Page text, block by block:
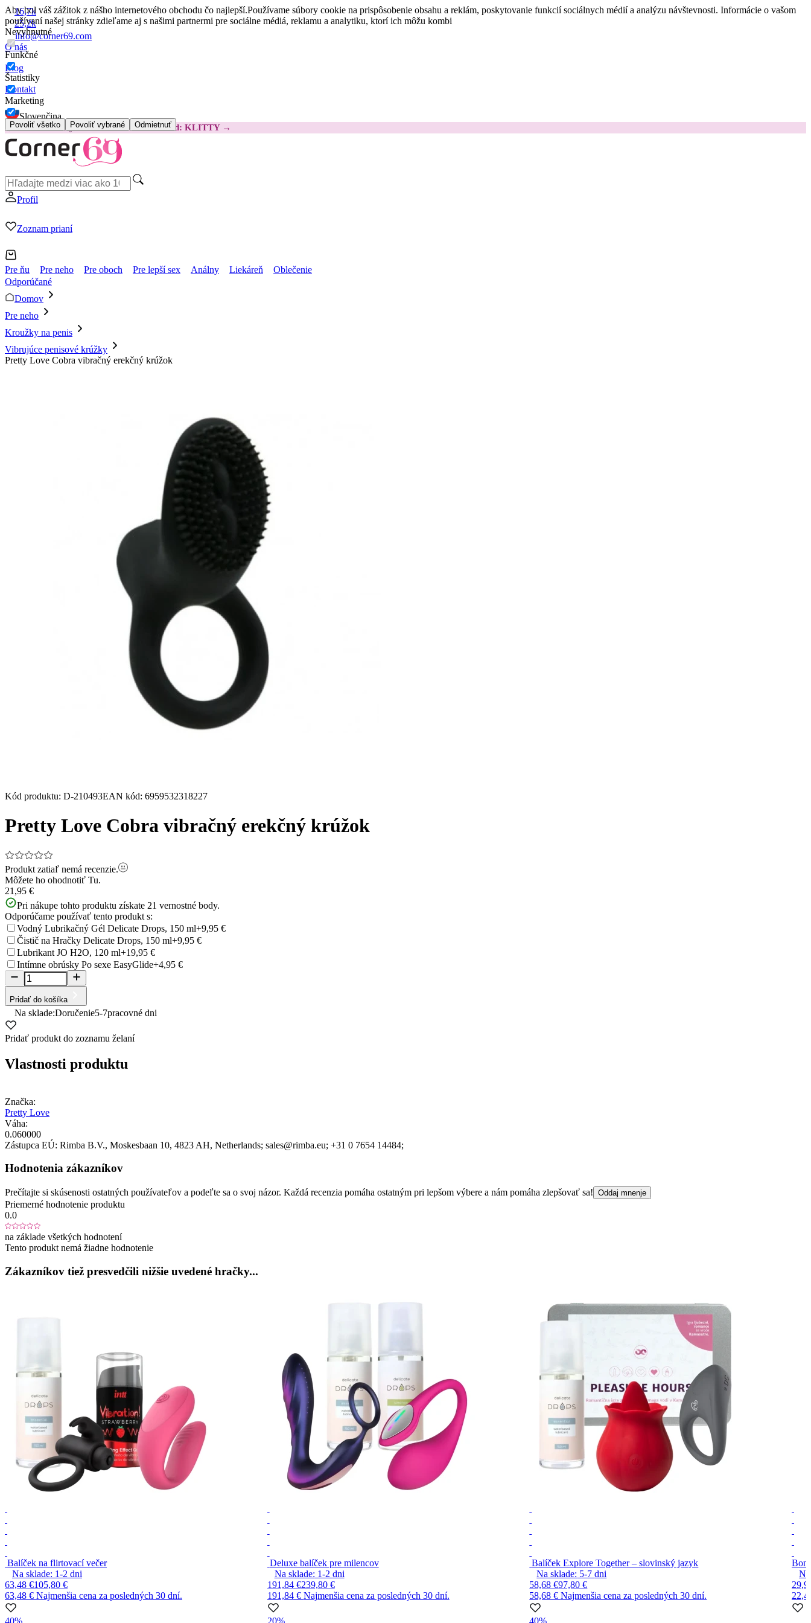
Aby bol váš zážitok z nášho internetového obchodu čo najlepší.Používame súbory cookie na prispôsobenie obsahu a reklám, poskytovanie funkcií sociálnych médií a analýzu návštevnosti. Informácie o vašom
používaní našej stránky zdieľame aj s našimi partnermi pre sociálne médiá, reklamu a analytiku, ktorí ich môžu kombi
Nevyhnutné
Funkčné
Štatistiky
Marketing
Povoliť všetko Povoliť vybrané Odmietnuť
16,7k
25,2k
info@corner69.com
O nás
Blog
Kontakt
Slovenčina
😽Svakom Klitty: O 15 € LACNEJŠIEKód: KLITTY →
Profil
Zoznam prianí
Pre ňu Pre neho Pre oboch Pre lepší sex Análny Liekáreň
Oblečenie
Odporúčané
Domov
Pre neho
Kroužky na penis
Vibrujúce penisové krúžky
Pretty Love Cobra vibračný erekčný krúžok
Kód produktu: D-210493EAN kód: 6959532318227
Pretty Love Cobra vibračný erekčný krúžok
Produkt zatiaľ nemá recenzie.
Môžete ho ohodnotiť Tu.
21,95 €
Pri nákupe tohto produktu získate 21 vernostné body.
Odporúčame používať tento produkt s:
Vodný Lubrikačný Gél Delicate Drops, 150 ml+9,95 €
Čistič na Hračky Delicate Drops, 150 ml+9,95 €
Lubrikant JO H2O, 120 ml+19,95 €
Intímne obrúsky Po sexe EasyGlide+4,95 €
Pridať do košíka
Na sklade:Doručenie5-7pracovné dni
Pridať produkt do zoznamu želaní
Vlastnosti produktu
Značka:
Pretty Love
Váha:
0.060000
Zástupca EÚ: Rimba B.V., Moskesbaan 10, 4823 AH, Netherlands; sales@rimba.eu; +31 0 7654 14484;
Hodnotenia zákazníkov
Prečítajte si skúsenosti ostatných používateľov a podeľte sa o svoj názor. Každá recenzia pomáha ostatným pri lepšom výbere a nám pomáha zlepšovať sa! Oddaj mnenje
Priemerné hodnotenie produktu
0.0
na základe všetkých hodnotení
Tento produkt nemá žiadne hodnotenie
Zákazníkov tiež presvedčili nižšie uvedené hračky...
Balíček na flirtovací večer
Na sklade: 1-2 dni
63,48 €105,80 €
63,48 € Najmenšia cena za posledných 30 dní.
40%
Deluxe balíček pre milencov
Na sklade: 1-2 dni
191,84 €239,80 €
191,84 € Najmenšia cena za posledných 30 dní.
20%
Balíček Explore Together – slovinský jazyk
Na sklade: 5-7dni
58,68 €97,80 €
58,68 €Najmenšia cena za posledných 30 dní.
40%